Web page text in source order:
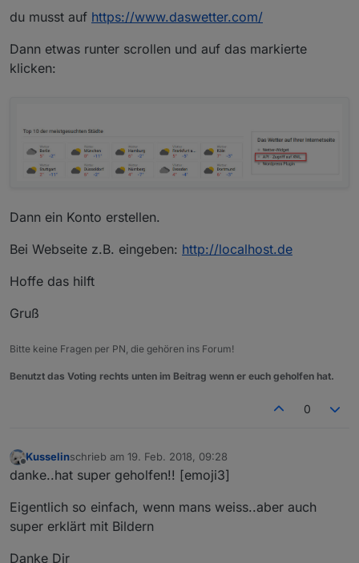
du musst auf https://www.daswetter.com/
Dann etwas runter scrollen und auf das markierte
klicken:
Dann ein Konto erstellen.
Bei Webseite z.B. eingeben: http://localhost.de
Hoffe das hilft
Gruß
Bitte keine Fragen per PN, die gehören ins Forum!
Benutzt das Voting rechts unten im Beitrag wenn er euch geholfen hat.
0
Offline
Kusselinschrieb am 19. Feb. 2018, 09:28
zuletzt editiert von
danke..hat super geholfen!! [emoji3]
Eigentlich so einfach, wenn mans weiss..aber auch
super erklärt mit Bildern
Danke Dir